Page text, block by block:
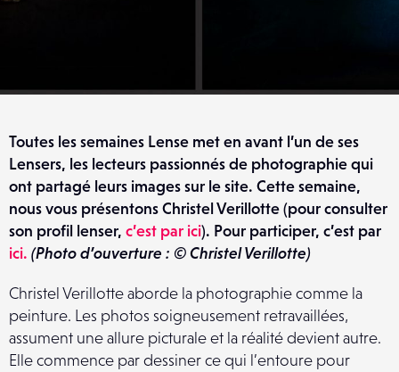
Toutes les semaines Lense met en avant l’un de ses
Lensers, les lecteurs passionnés de photographie qui
ont partagé leurs images sur le site. Cette semaine,
nous vous présentons Christel Verillotte (pour consulter
son profil lenser, c’est par ici). Pour participer, c’est par
ici. (Photo d’ouverture : © Christel Verillotte)
Christel Verillotte aborde la photographie comme la
peinture. Les photos soigneusement retravaillées,
assument une allure picturale et la réalité devient autre.
Elle commence par dessiner ce qui l’entoure pour